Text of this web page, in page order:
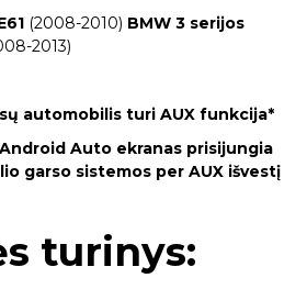
(2008-2010) BMW 3 serijos
2013)
automobilis turi AUX funkcija*
Auto ekranas prisijungia
garso sistemos per AUX išvestį
turinys: